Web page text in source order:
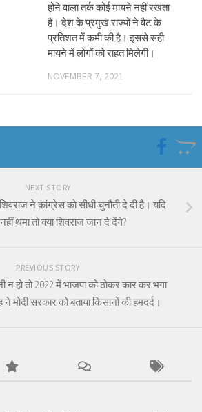
होने वाला तर्क कोई मायने नहीं रखता
है। देश के प्रमुख राज्यों ने वैट के
प्रतिशत में कमी की है। इससे सही
मायने में लोगों को राहत मिलेगी।
NOVEMBER 7, 2021
NEXT STORY
ने कांग्रेस को सीधी चुनौती दे दी है। यदि
थमा तो क्या शिवराज जान दे देंगे?
PREVIOUS STORY
न हो तो 2022 में भाजपा को ठोकर कार कर भगा
मोदी सरकार को बताया किसानों की हमदर्द।